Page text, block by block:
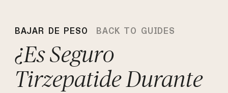
BAJAR DE PESO BACK TO GUIDES
¿Es Seguro
Tirzepatide Durante